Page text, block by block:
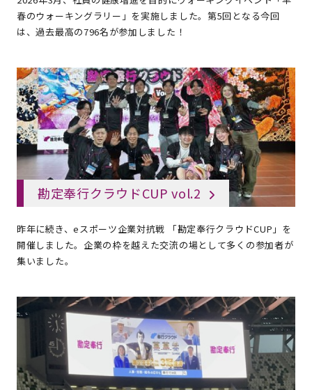
春のウォーキングラリー」を実施しました。第5回となる今回
は、過去最高の796名が参加しました！
勘定奉行クラウドCUP vol.2
昨年に続き、eスポーツ企業対抗戦 「勘定奉行クラウドCUP」を
開催しました。企業の枠を越えた交流の場として多くの参加者が
集いました。